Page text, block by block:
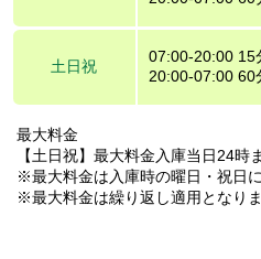
土日祝
07:00-20:00 15
20:00-07:00 60
最大料金
【土日祝】最大料金入庫当日24時
※最大料金は入庫時の曜日・祝日
※最大料金は繰り返し適用となりま